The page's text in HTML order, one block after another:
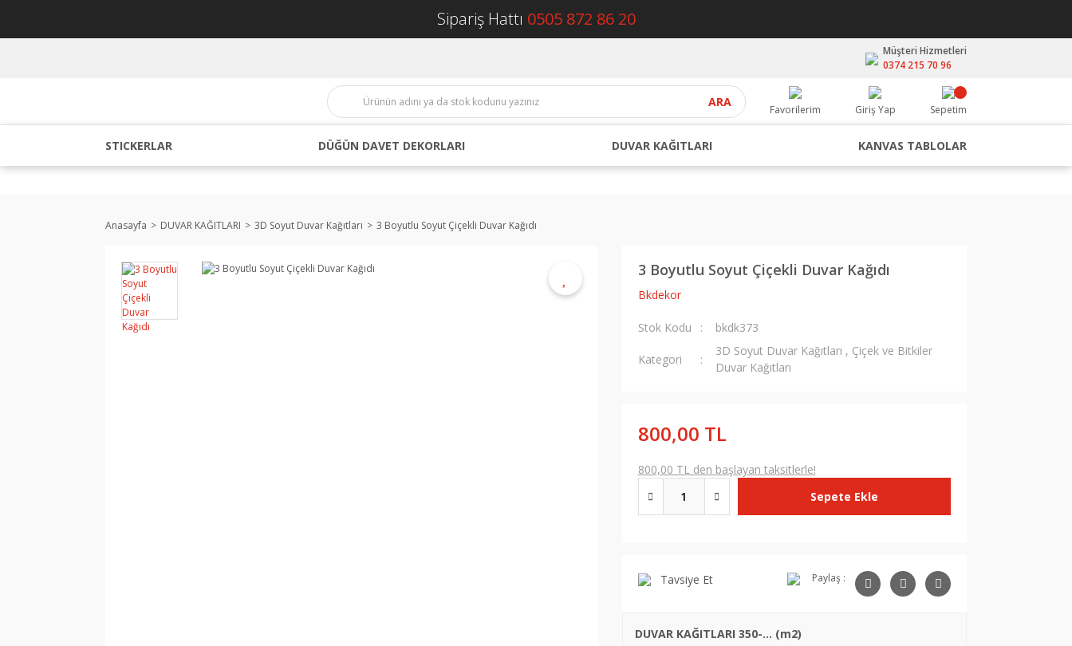
Sipariş Hattı 0505 872 86 20
Müşteri Hizmetleri
0374 215 70 96
ARA
Favorilerim Giriş Yap Sepetim
STICKERLAR DÜĞÜN DAVET DEKORLARI DUVAR KAĞITLARI KANVAS TABLOLAR
Anasayfa DUVAR KAĞITLARI 3D Soyut Duvar Kağıtları 3 Boyutlu Soyut Çiçekli Duvar Kağıdı
3 Boyutlu Soyut Çiçekli Duvar Kağıdı
Bkdekor
Stok Kodu bkdk373
Kategori
3D Soyut Duvar Kağıtları , Çiçek ve Bitkiler
Duvar Kağıtları
800,00 TL
800,00 TL den başlayan taksitlerle!
Sepete Ekle
Tavsiye Et Paylaş :
DUVAR KAĞITLARI 350-... (m2)